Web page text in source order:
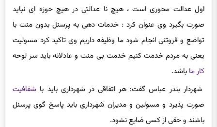
اول عدالت محوری است ، هیچ نا عدالتی در هیچ حوزه ای نباید
صورت بگیرد وی عنوان کرد : خدمات دهی به پرسنل بدون منت با
تواضع و فروتنی انجام شود ما وظیفه داریم وی تاکید کرد مسولیت
یعنی به مردم خدمت کنیم خدمت بی منت و عادلانه باید سر لوحه
کار ما باشد.
شهردار بندر عباس گفت: هر اتفاقی در شهرداری باید با شفافیت
صورت پذیرد و مسولین و مدیران شهرداری باید پاسخ گوی پرسنل
باشند و حقی از کسی ضایع نشود.